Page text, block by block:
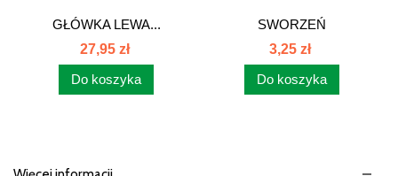
GŁÓWKA LEWA...
27,95 zł
Do koszyka
SWORZEŃ
SKRZYN.C385 80147032
3,25 zł
Do koszyka